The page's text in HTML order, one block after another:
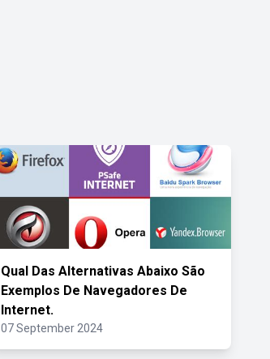
Qual Das Alternativas Abaixo São
Exemplos De Navegadores De
Internet.
07 September 2024